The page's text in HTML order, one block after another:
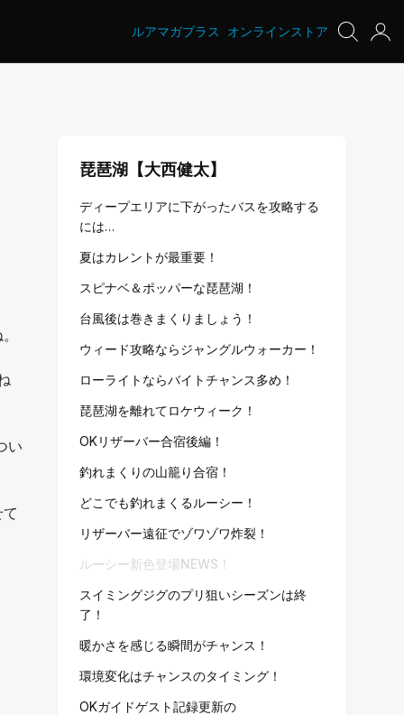
ルアマガプラス オンラインストア
い
琵琶湖【大西健太】
ディープエリアに下がったバスを攻略する
には…
夏はカレントが最重要！
スピナベ＆ポッパーな琵琶湖！
台風後は巻きまくりましょう！
ウィード攻略ならジャングルウォーカー！
ローライトならバイトチャンス多め！
琵琶湖を離れてロケウィーク！
OKリザーバー合宿後編！
釣れまくりの山籠り合宿！
どこでも釣れまくるルーシー！
リザーバー遠征でゾワゾワ炸裂！
ルーシー新色登場NEWS！
スイミングジグのプリ狙いシーズンは終
了！
暖かさを感じる瞬間がチャンス！
環境変化はチャンスのタイミング！
OKガイドゲスト記録更新の